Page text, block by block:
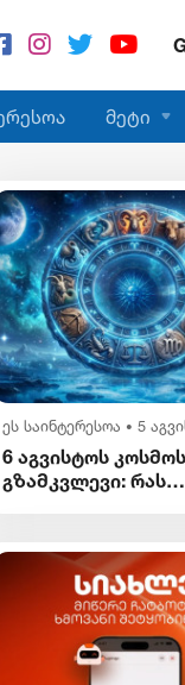
მეტი
ეს საინტერესოა • 5
6 აგვისტოს
გზამკვლევი: რას